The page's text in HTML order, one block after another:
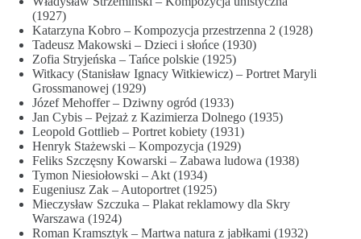
(1927)
Katarzyna Kobro – Kompozycja przestrzenna 2 (1928)
Tadeusz Makowski – Dzieci i słońce (1930)
Zofia Stryjeńska – Tańce polskie (1925)
Witkacy (Stanisław Ignacy Witkiewicz) – Portret Maryli
Grossmanowej (1929)
Józef Mehoffer – Dziwny ogród (1933)
Jan Cybis – Pejzaż z Kazimierza Dolnego (1935)
Leopold Gottlieb – Portret kobiety (1931)
Henryk Stażewski – Kompozycja (1929)
Feliks Szczęsny Kowarski – Zabawa ludowa (1938)
Tymon Niesiołowski – Akt (1934)
Eugeniusz Zak – Autoportret (1925)
Mieczysław Szczuka – Plakat reklamowy dla Skry
Warszawa (1924)
Roman Kramsztyk – Martwa natura z jabłkami (1932)